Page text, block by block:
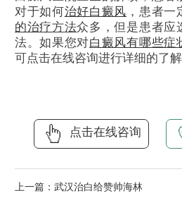
对于如何治好白癜风 ，患者
的治疗方法众多，但是患者应
法。如果您对白癜风有哪些症
可点击在线咨询进行详细的了解
点击在线咨询
上一篇： 武汉治白给赞帅海林